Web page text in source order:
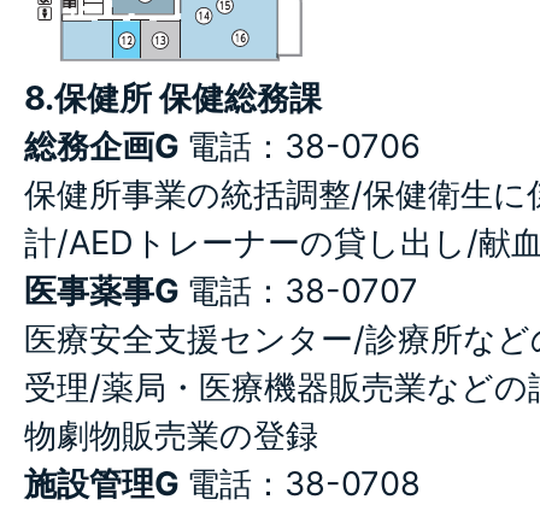
8.保健所 保健総務課
総務企画G 電話：38-0706
保健所事業の統括調整/保健衛生
計/AEDトレーナーの貸し出し/献
医事薬事G 電話：38-0707
医療安全支援センター/診療所な
受理/薬局・医療機器販売業など
物劇物販売業の登録
施設管理G 電話：38-0708